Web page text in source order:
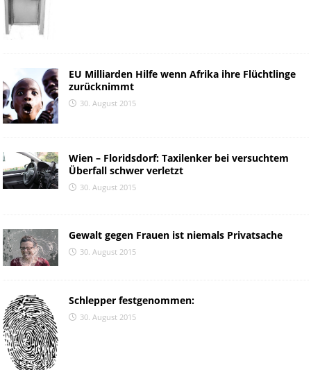
EU Milliarden Hilfe wenn Afrika ihre Flüchtlinge
zurücknimmt
30. August 2015
Wien – Floridsdorf: Taxilenker bei versuchtem
Überfall schwer verletzt
30. August 2015
Gewalt gegen Frauen ist niemals Privatsache
30. August 2015
Schlepper festgenommen:
30. August 2015